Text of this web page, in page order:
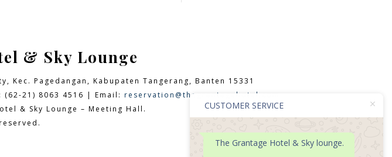
& Sky Lounge
Kec. Pagedangan, Kabupaten Tangerang, Banten 15331
21) 8063 4516 | Email: reservation@thegrantagehotel.com
& Sky Lounge – Meeting Hall.
CUSTOMER SERVICE
The Grantage Hotel & Sky lounge.